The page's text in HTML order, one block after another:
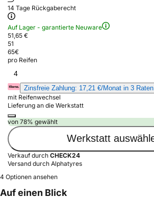
14 Tage Rückgaberecht
Auf Lager - garantierte Neuware
51,65 €
51
65€
pro Reifen
4
Zinsfreie Zahlung: 17,21 €/Monat in 3 Raten
mit Reifenwechsel
Lieferung an die Werkstatt
von 78% gewählt
Werkstatt
Verkauf durch CHECK24
Versand durch Alphatyres
4 Optionen ansehen
Auf einen Blick